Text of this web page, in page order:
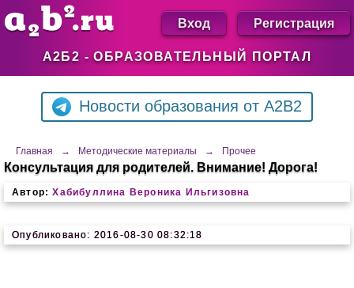
А2Б2 - ОБРАЗОВАТЕЛЬНЫЙ ПОРТАЛ
Вход Регистрация
Новости образования от A2B2
Главная → Методические материалы → Прочее
Консультация для родителей. Внимание! Дорога!
Автор: Хабибуллина Вероника Ильгизовна
Опубликовано: 2016-08-30 08:32:18